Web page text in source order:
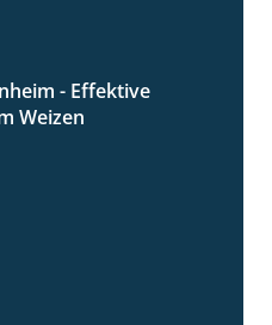
4:20
- Effektive
Weizen